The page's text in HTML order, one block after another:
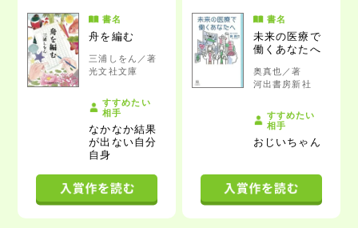
書名
舟を編む
三浦しをん／著
光文社文庫
すすめたい
相手
なかなか結果
が出ない自分
自身
書名
未来の医療で
働くあなたへ
奥真也／著
河出書房新社
すすめたい
相手
おじいちゃん